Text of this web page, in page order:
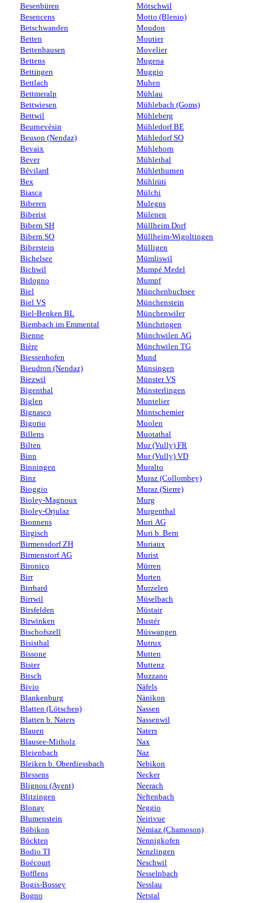
Besenbüren
Besencens
Betschwanden
Betten
Bettenhausen
Bettens
Bettingen
Bettlach
Bettmeralp
Bettwiesen
Bettwil
Beurnevésin
Beuson (Nendaz)
Bevaix
Bever
Bévilard
Bex
Biasca
Biberen
Biberist
Bibern SH
Bibern SO
Biberstein
Bichelsee
Bichwil
Bidogno
Biel
Biel VS
Biel-Benken BL
Biembach im Emmental
Bienne
Bière
Biessenhofen
Bieudron (Nendaz)
Biezwil
Bigenthal
Biglen
Bignasco
Bigorio
Billens
Bilten
Binn
Binningen
Binz
Bioggio
Bioley-Magnoux
Bioley-Orjulaz
Bionnens
Birgisch
Birmensdorf ZH
Birmenstorf AG
Bironico
Birr
Birrhard
Birrwil
Birsfelden
Birwinken
Bischofszell
Bisisthal
Bissone
Bister
Bitsch
Bivio
Blankenburg
Blatten (Lötschen)
Blatten b. Naters
Blauen
Blausee-Mitholz
Bleienbach
Bleiken b. Oberdiessbach
Blessens
Blignou (Ayent)
Blitzingen
Blonay
Blumenstein
Böbikon
Böckten
Bodio TI
Boécourt
Bofflens
Bogis-Bossey
Bogno
Mötschwil
Motto (Blenio)
Moudon
Moutier
Movelier
Mugena
Muggio
Muhen
Mühlau
Mühlebach (Goms)
Mühleberg
Mühledorf BE
Mühledorf SO
Mühlehorn
Mühlethal
Mühlethurnen
Mühlrüti
Mülchi
Mulegns
Mülenen
Müllheim Dorf
Müllheim-Wigoltingen
Mülligen
Mümliswil
Mumpé Medel
Mumpf
Münchenbuchsee
Münchenstein
Münchenwiler
Münchringen
Münchwilen AG
Münchwilen TG
Mund
Münsingen
Münster VS
Münsterlingen
Muntelier
Müntschemier
Muolen
Muotathal
Mur (Vully) FR
Mur (Vully) VD
Muralto
Muraz (Collombey)
Muraz (Sierre)
Murg
Murgenthal
Muri AG
Muri b. Bern
Muriaux
Murist
Mürren
Murten
Murzelen
Müselbach
Müstair
Mustér
Müswangen
Mutrux
Mutten
Muttenz
Muzzano
Näfels
Nänikon
Nassen
Nassenwil
Naters
Nax
Naz
Nebikon
Necker
Neerach
Neftenbach
Neggio
Neirivue
Némiaz (Chamoson)
Nennigkofen
Nenzlingen
Neschwil
Nesselnbach
Nesslau
Netstal